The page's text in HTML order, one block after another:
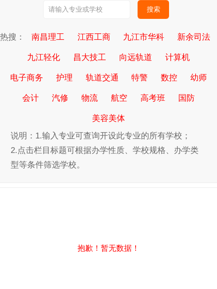
热搜： 南昌理工 江西工商 九江市华科 新余司法
九江轻化 昌大技工 向远轨道 计算机
电子商务 护理 轨道交通 特警 数控 幼师
会计 汽修 物流 航空 高考班 国防
美容美体
说明：1.输入专业可查询开设此专业的所有学校；
2.点击栏目标题可根据办学性质、学校规格、办学类
型等条件筛选学校。
抱歉！暂无数据！